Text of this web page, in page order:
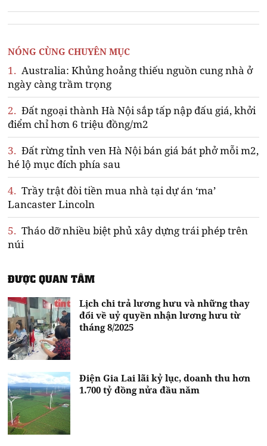
NÓNG CÙNG CHUYÊN MỤC
1. Australia: Khủng hoảng thiếu nguồn cung nhà ở
ngày càng trầm trọng
2. Đất ngoại thành Hà Nội sắp tấp nập đấu giá, khởi
điểm chỉ hơn 6 triệu đồng/m2
3. Đất rừng tỉnh ven Hà Nội bán giá bát phở mỗi m2,
hé lộ mục đích phía sau
4. Trầy trật đòi tiền mua nhà tại dự án ‘ma’
Lancaster Lincoln
5. Tháo dỡ nhiều biệt phủ xây dựng trái phép trên
núi
ĐƯỢC QUAN TÂM
Lịch chi trả lương hưu và những thay
đổi về uỷ quyền nhận lương hưu từ
tháng 8/2025
Điện Gia Lai lãi kỷ lục, doanh thu hơn
1.700 tỷ đồng nửa đầu năm